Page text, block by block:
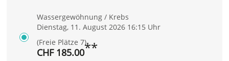
Wassergewöhnung / Krebs
Dienstag, 11. August 2026 16:15 Uhr
(Freie Plätze 7)
CHF 185.00**